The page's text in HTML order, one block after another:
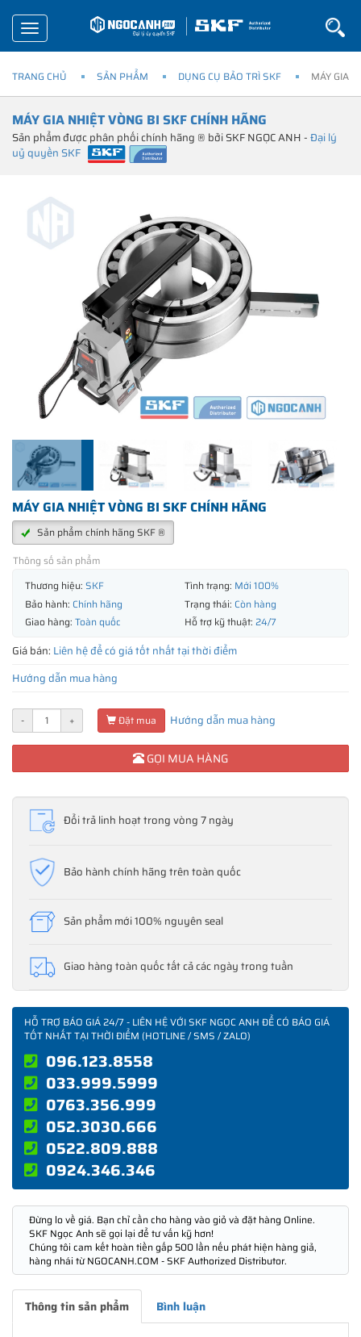
Toggle
navigation
TRANG CHỦ SẢN PHẨM DỤNG CỤ BẢO TRÌ SKF MÁY GIA
MÁY GIA NHIỆT VÒNG BI SKF CHÍNH HÃNG
Sản phẩm được phân phối chính hãng ® bởi SKF NGỌC ANH -Đại lý
uỷ quyền SKF
MÁY GIA NHIỆT VÒNG BI SKF CHÍNH HÃNG
Sản phẩm chính hãng SKF ®
Thông số sản phẩm
Thương hiệu: SKF Tình trạng: Mới 100%
Bảo hành: Chính hãng Trạng thái: Còn hàng
Giao hàng: Toàn quốc Hỗ trợ kỹ thuật: 24/7
Giá bán: Liên hệ để có giá tốt nhất tại thời điểm
Hướng dẫn mua hàng
- + Đặt mua Hướng dẫn mua hàng
GỌI MUA HÀNG
Đổi trả linh hoạt trong vòng 7 ngày
Bảo hành chính hãng trên toàn quốc
Sản phẩm mới 100% nguyên seal
Giao hàng toàn quốc tất cả các ngày trong tuần
HỖ TRỢ BÁO GIÁ 24/7 - LIÊN HỆ VỚI SKF NGỌC ANH ĐỂ CÓ BÁO GIÁ
TỐT NHẤT TẠI THỜI ĐIỂM (HOTLINE / SMS / ZALO)
096.123.8558
033.999.5999
0763.356.999
052.3030.666
0522.809.888
0924.346.346
Đừng lo về giá. Bạn chỉ cần cho hàng vào giỏ và đặt hàng Online.
SKF Ngọc Anh sẽ gọi lại để tư vấn kỹ hơn!
Chúng tôi cam kết hoàn tiền gấp 500 lần nếu phát hiện hàng giả,
hàng nhái từ NGOCANH.COM - SKF Authorized Distributor.
Thông tin sản phẩm Bình luận